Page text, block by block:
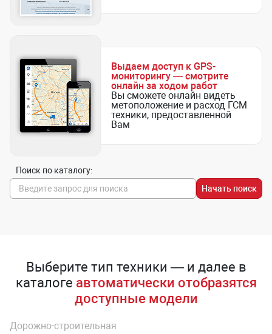
Выдаем доступ к GPS-
мониторингу — смотрите
онлайн за ходом работ
Вы сможете онлайн видеть
метоположение и расход ГСМ
техники, предоставленной
Вам
Поиск по каталогу:
Начать поиск
Выберите тип техники — и далее в
каталоге автоматически отобразятся
доступные модели
Дорожно-строительная